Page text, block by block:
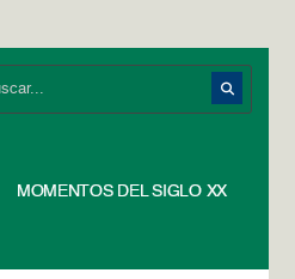
MOMENTOS DEL SIGLO XX